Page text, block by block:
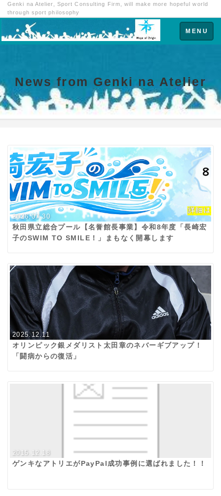
Genki na Atelier, Sport Consulting Firm, will make more hopeful world
through sport philosophy
Toggle
navigation
MENU
News from Genki na Atelier
2026.07.30
秋田県立総合プール【名誉館長事業】令和8年度「長崎宏
子のSWIM TO SMILE！」まもなく開幕します
2025.12.11
オリンピック銀メダリスト太田章のネバーギブアップ！
「闘病からの復活」
2015.12.18
ゲンキなアトリエがPayPal成功事例に選ばれました！！